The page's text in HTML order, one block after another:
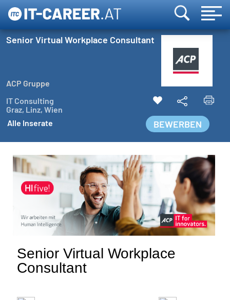
Senior Virtual Workplace Consultant
ACP Gruppe
IT Consulting
Graz, Linz, Wien
Alle Inserate
BEWERBEN
Senior Virtual Workplace
Consultant